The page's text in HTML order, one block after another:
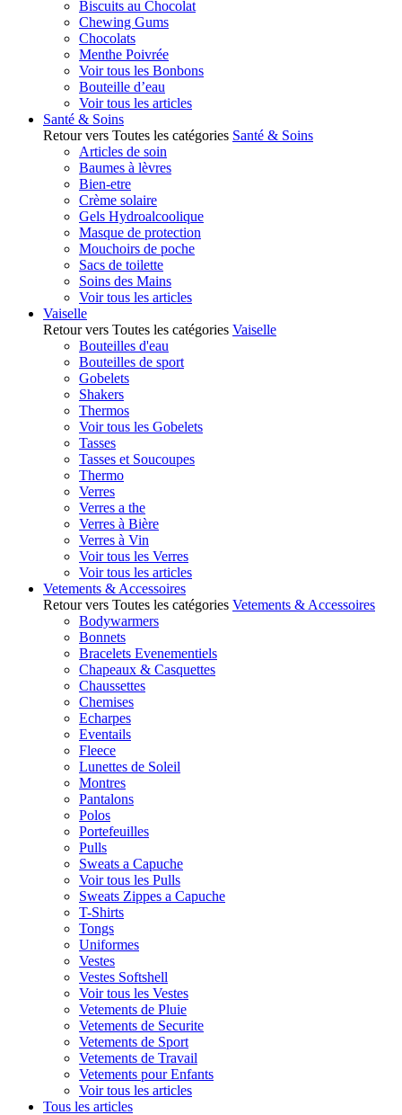
Biscuits au Chocolat
Chewing Gums
Chocolats
Menthe Poivrée
Voir tous les Bonbons
Bouteille d’eau
Voir tous les articles
Santé & Soins
Retour vers Toutes les catégories Santé & Soins
Articles de soin
Baumes à lèvres
Bien-etre
Crème solaire
Gels Hydroalcoolique
Masque de protection
Mouchoirs de poche
Sacs de toilette
Soins des Mains
Voir tous les articles
Vaiselle
Retour vers Toutes les catégories Vaiselle
Bouteilles d'eau
Bouteilles de sport
Gobelets
Shakers
Thermos
Voir tous les Gobelets
Tasses
Tasses et Soucoupes
Thermo
Verres
Verres a the
Verres à Bière
Verres à Vin
Voir tous les Verres
Voir tous les articles
Vetements & Accessoires
Retour vers Toutes les catégories Vetements & Accessoires
Bodywarmers
Bonnets
Bracelets Evenementiels
Chapeaux & Casquettes
Chaussettes
Chemises
Echarpes
Eventails
Fleece
Lunettes de Soleil
Montres
Pantalons
Polos
Portefeuilles
Pulls
Sweats a Capuche
Voir tous les Pulls
Sweats Zippes a Capuche
T-Shirts
Tongs
Uniformes
Vestes
Vestes Softshell
Voir tous les Vestes
Vetements de Pluie
Vetements de Securite
Vetements de Sport
Vetements de Travail
Vetements pour Enfants
Voir tous les articles
Tous les articles